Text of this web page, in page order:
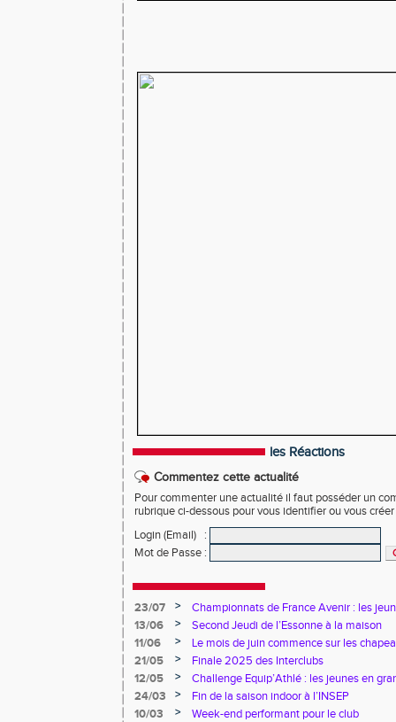
les Réactions
Commentez cette actualité
Pour commenter une actualité il faut posséder un
rubrique ci-dessous pour vous identifier ou vous
Login (Email)
:
Mot de Passe :
23/07 >
Championnats de France Avenir : les
13/06
>
Second Jeudi de l’Essonne à la maison
11/06
>
Le mois de juin commence sur les
21/05
>
Finale 2025 des Interclubs
12/05
>
Challenge Equip’Athlé : les jeunes en
24/03
>
Fin de la saison indoor à l’INSEP
10/03
>
Week-end performant pour le club